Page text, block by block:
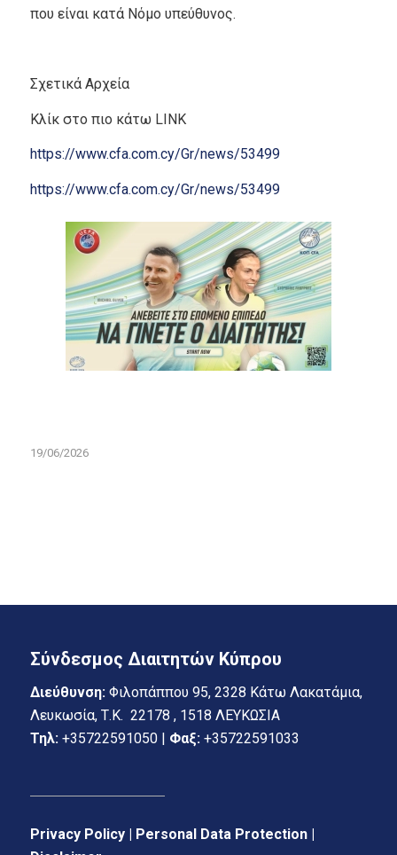
που είναι κατά Νόμο υπεύθυνος.
Σχετικά Αρχεία
Κλίκ στο πιο κάτω LINK
https://www.cfa.com.cy/Gr/news/53499
https://www.cfa.com.cy/Gr/news/53499
19/06/2026
Σύνδεσμος Διαιτητών Κύπρου
Διεύθυνση:Φιλοπάππου 95, 2328 Κάτω Λακατάμια,
Λευκωσία, Τ.Κ. 22178 , 1518 ΛΕΥΚΩΣΙΑ
Τηλ:+35722591050 | Φαξ:+35722591033
Privacy Policy | Personal Data Protection |